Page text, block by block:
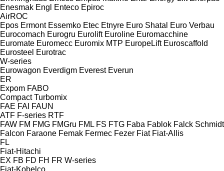
Enesmak Engl Enteco Epiroc
AirROC
Epos Ermont Essemko Etec Etnyre Euro Shatal
Euro Verbau
Eurocomach Eurogru Eurolift Euroline Euromacchine
Euromate Euromecc Euromix MTP EuropeLift Euroscaffold
Eurosteel Eurotrac
W-series
Eurowagon Everdigm Everest Everun
ER
Expom FABO
Compact Turbomix
FAE FAI FAUN
ATF F-series RTF
FAW FM FMG FMGru FML FS FTG Faba Fablok Falck Schmidt
Falcon Faraone Femak Fermec Fezer Fiat Fiat-Allis
FL
Fiat-Hitachi
EX FB FD FH FR W-series
Fiat-Kobelco